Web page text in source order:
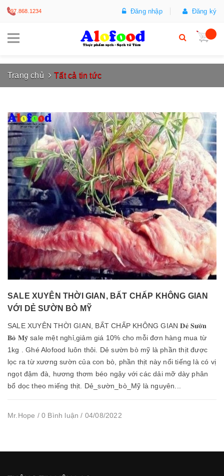
097.868.1234 Đăng nhập Đăng ký
Trang chủ Tất cả tin tức
SALE XUYÊN THỜI GIAN, BẤT CHẤP KHÔNG GIAN
VỚI DẺ SƯỜN BÒ MỸ
SALE XUYÊN THỜI GIAN, BẤT CHẤP KHÔNG GIAN 𝐃𝐞̉ 𝐒𝐮̛𝐨̛̀𝐧
𝐁𝐨̀ 𝐌𝐲̃ sale mệt nghỉ,giảm giá 10% cho mỗi đơn hàng mua từ
1kg . Ghé Alofood luôn thôi. Dẻ sườn bò mỹ là phần thịt được
lọc ra từ xương sườn của con bò, phần thịt này nổi tiếng là có vị
ngọt đậm đà, hương thơm béo ngậy với các dải mỡ dày phân
bổ dọc theo miếng thịt. Dẻ_sườn_bò_Mỹ là nguyên...
Mr.Hope / 0 Bình luận / 04/08/2022